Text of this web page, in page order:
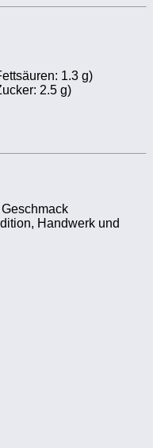
1.3 g)
2.5 g)
Handwerk und